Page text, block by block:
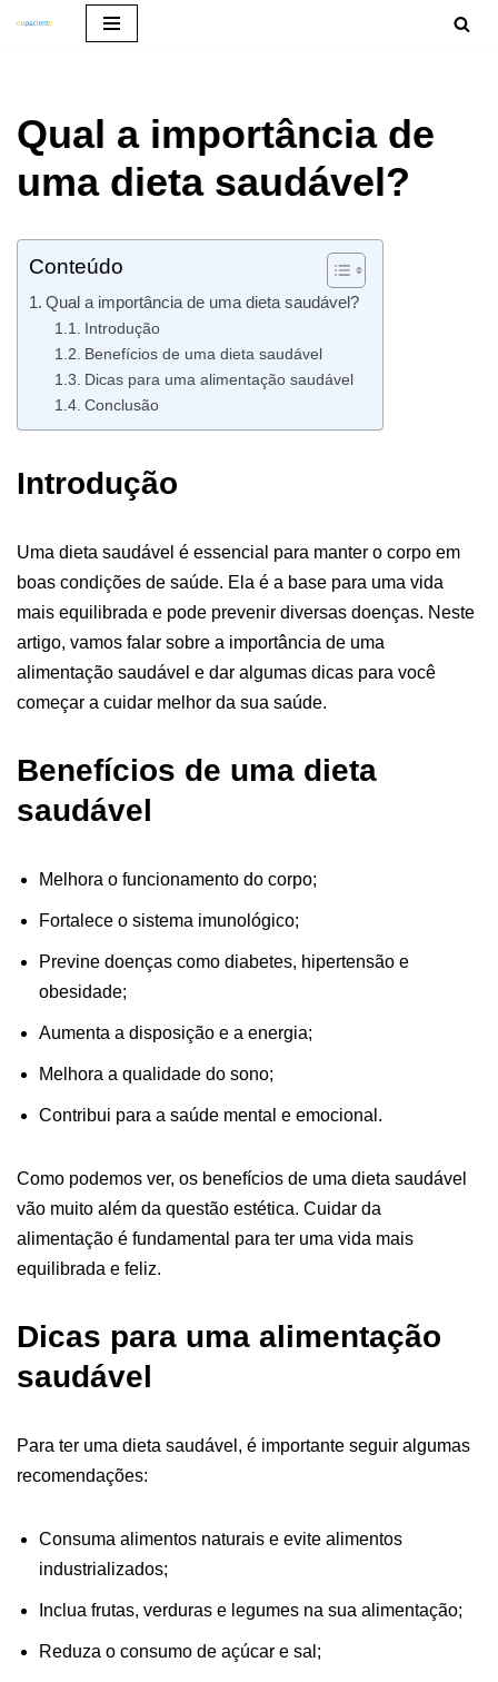
o
conteúdo
Qual a importância de
uma dieta saudável?
Conteúdo
Qual a importância de uma dieta saudável?
Introdução
Benefícios de uma dieta saudável
Dicas para uma alimentação saudável
Conclusão
Introdução
Uma dieta saudável é essencial para manter o corpo em
boas condições de saúde. Ela é a base para uma vida
mais equilibrada e pode prevenir diversas doenças. Neste
artigo, vamos falar sobre a importância de uma
alimentação saudável e dar algumas dicas para você
começar a cuidar melhor da sua saúde.
Benefícios de uma dieta
saudável
Melhora o funcionamento do corpo;
Fortalece o sistema imunológico;
Previne doenças como diabetes, hipertensão e
obesidade;
Aumenta a disposição e a energia;
Melhora a qualidade do sono;
Contribui para a saúde mental e emocional.
Como podemos ver, os benefícios de uma dieta saudável
vão muito além da questão estética. Cuidar da
alimentação é fundamental para ter uma vida mais
equilibrada e feliz.
Dicas para uma alimentação
saudável
Para ter uma dieta saudável, é importante seguir algumas
recomendações:
Consuma alimentos naturais e evite alimentos
industrializados;
Inclua frutas, verduras e legumes na sua alimentação;
Reduza o consumo de açúcar e sal;